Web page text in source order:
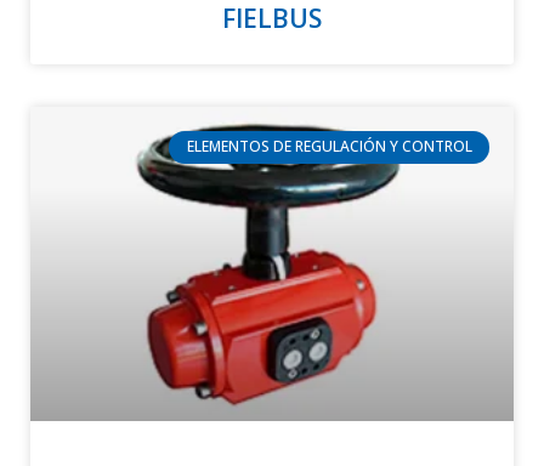
FIELBUS
ELEMENTOS DE REGULACIÓN Y CONTROL